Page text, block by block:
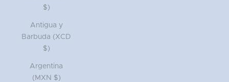
$)
Antigua y
Barbuda (XCD
$)
Argentina
(MXN $)